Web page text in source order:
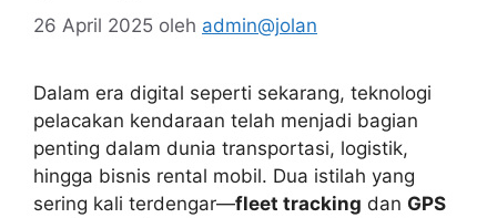
26 April 2025 oleh admin@jolan
Dalam era digital seperti sekarang, teknologi
pelacakan kendaraan telah menjadi bagian
penting dalam dunia transportasi, logistik,
hingga bisnis rental mobil. Dua istilah yang
sering kali terdengar—fleet tracking dan GPS